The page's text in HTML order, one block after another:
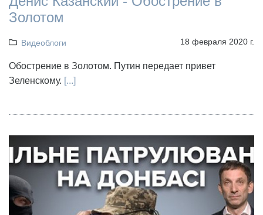
Золотом
Видеоблоги 18 февраля 2020 г.
Обострение в Золотом. Путин передает привет
Зеленскому. [...]